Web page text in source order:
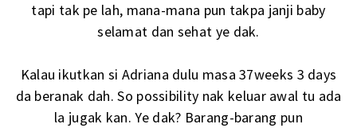
tapi tak pe lah, mana-mana pun takpa janji baby
selamat dan sehat ye dak.
Kalau ikutkan si Adriana dulu masa 37weeks 3 days
da beranak dah. So possibility nak keluar awal tu ada
la jugak kan. Ye dak? Barang-barang pun